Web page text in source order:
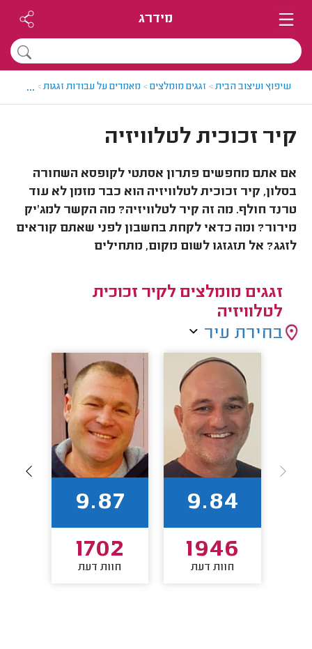
מידרג
שיפוץ ועיצוב הבית> זגגים מומלצים> מאמרים על עבודות זגגות> קיר
...
קיר זכוכית לטלוויזיה
אם אתם מחפשים פתרון אסתטי לקופסא השחורה
בסלון, קיר זכוכית לטלוויזיה הוא כבר מזמן לא עוד
טרנד חולף. מה זה קיר לטלוויזיה? מה הקשר למג'יק
מירור? ומה כדאי לקחת בחשבון לפני שאתם קוראים
לזגג? אל תזגזגו לשום מקום, מתחילים
זגגים מומלצים לקיר זכוכית
לטלוויזיה
בחירת עיר
9.84
1946
חוות דעת
9.87
1702
חוות דעת